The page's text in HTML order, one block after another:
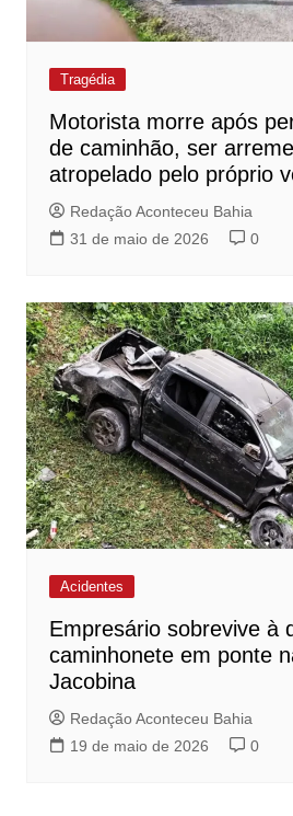
Tragédia
Motorista morre após
de caminhão, ser
atropelado pelo próprio
Redação Aconteceu Bahia
31 de maio de 2026
0
Acidentes
Empresário sobrevive à
caminhonete em ponte
Jacobina
Redação Aconteceu Bahia
19 de maio de 2026
0